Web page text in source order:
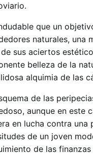
que un
naturales, una
sus aciertos
belleza de la
alquimia de las
de las
aunque en este
en lucha contra una
de un joven
de las